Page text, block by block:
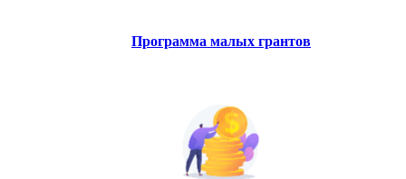
Программа малых грантов